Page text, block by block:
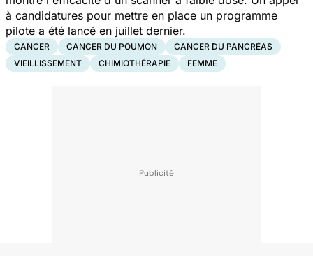
à candidatures pour mettre en place un programme
pilote a été lancé en juillet dernier.
CANCER CANCER DU POUMON
CANCER DU PANCRÉAS
VIEILLISSEMENT
CHIMIOTHÉRAPIE FEMME